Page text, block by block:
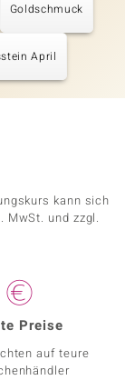
Goldschmuck
April
kann sich
MwSt. und zzgl.
Preise
auf teure